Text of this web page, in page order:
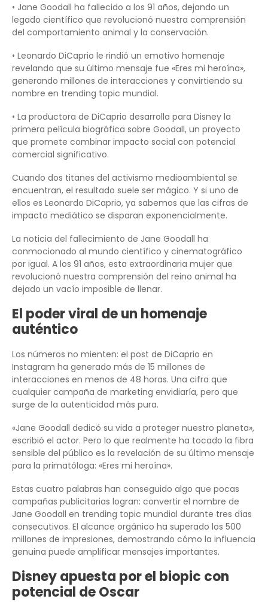
• Jane Goodall ha fallecido a los 91 años, dejando un
legado científico que revolucionó nuestra comprensión
del comportamiento animal y la conservación.
• Leonardo DiCaprio le rindió un emotivo homenaje
revelando que su último mensaje fue «Eres mi heroína»,
generando millones de interacciones y convirtiendo su
nombre en trending topic mundial.
• La productora de DiCaprio desarrolla para Disney la
primera película biográfica sobre Goodall, un proyecto
que promete combinar impacto social con potencial
comercial significativo.
Cuando dos titanes del activismo medioambiental se
encuentran, el resultado suele ser mágico. Y si uno de
ellos es Leonardo DiCaprio, ya sabemos que las cifras de
impacto mediático se disparan exponencialmente.
La noticia del fallecimiento de Jane Goodall ha
conmocionado al mundo científico y cinematográfico
por igual. A los 91 años, esta extraordinaria mujer que
revolucionó nuestra comprensión del reino animal ha
dejado un vacío imposible de llenar.
El poder viral de un homenaje
auténtico
Los números no mienten: el post de DiCaprio en
Instagram ha generado más de 15 millones de
interacciones en menos de 48 horas. Una cifra que
cualquier campaña de marketing envidiaría, pero que
surge de la autenticidad más pura.
«Jane Goodall dedicó su vida a proteger nuestro planeta»,
escribió el actor. Pero lo que realmente ha tocado la fibra
sensible del público es la revelación de su último mensaje
para la primatóloga: «Eres mi heroína».
Estas cuatro palabras han conseguido algo que pocas
campañas publicitarias logran: convertir el nombre de
Jane Goodall en trending topic mundial durante tres días
consecutivos. El alcance orgánico ha superado los 500
millones de impresiones, demostrando cómo la influencia
genuina puede amplificar mensajes importantes.
Disney apuesta por el biopic con
potencial de Oscar